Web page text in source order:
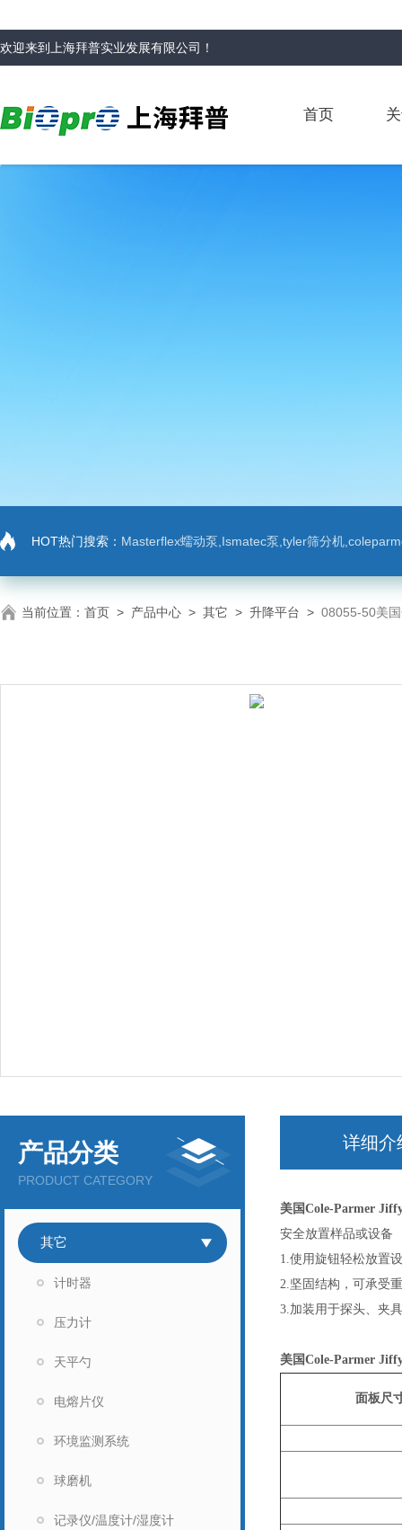
欢迎来到 上海拜普实业发展有限公司 ！
首页
HOT热门搜索： Masterflex蠕动泵,Ismatec泵,tyler筛分机,coleparmer,注射
当前位置： 首页 > 产品中心 > 其它 > 升降平台 > 08055-50美
产品分类
PRODUCT CATEGORY
其它
计时器
压力计
天平勺
电熔片仪
环境监测系统
球磨机
记录仪/温度计/湿度计
详细介
美国Cole-Parmer
安全放置样品或设备
1.使用旋钮轻松放置
2.坚固结构，可承受
3.加装用于探头、夹
美国Cole-Parmer
面板尺